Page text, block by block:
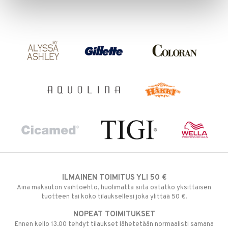
ILMAINEN TOIMITUS YLI 50 €
Aina maksuton vaihtoehto, huolimatta siitä ostatko yksittäisen
tuotteen tai koko tilauksellesi joka ylittää 50 €.
NOPEAT TOIMITUKSET
Ennen kello 13.00 tehdyt tilaukset lähetetään normaalisti samana